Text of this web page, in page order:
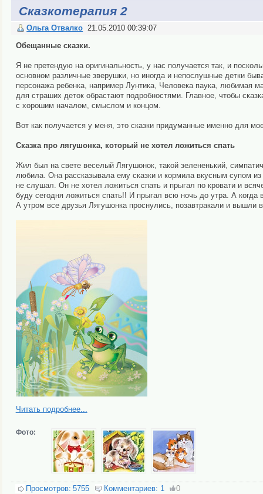
Сказкотерапия 2
Ольга Отвалко 21.05.2010 00:39:07
Обещанные сказки.
Я не претендую на оригинальность, у нас получается так, и
основном различные зверушки, но иногда и непослушные детки
персонажа ребенка, например Лунтика, Человека паука, любимая
для страших деток обрастают подробностями. Главное, чтобы
с хорошим началом, смыслом и концом.
Вот как получается у меня, это сказки придуманные именно для
Сказка про лягушонка, который не хотел ложиться спать
Жил был на свете веселый Лягушонок, такой зелененький,
любила. Она рассказывала ему сказки и кормила вкусным супом
не слушал. Он не хотел ложиться спать и прыгал по кровати и
буду сегодня ложиться спать!! И прыгал всю ночь до утра. А
А утром все друзья Лягушонка проснулись, позавтракали и вышли
Читать подробнее...
Фото:
Просмотров: 5755 Комментариев: 1 0